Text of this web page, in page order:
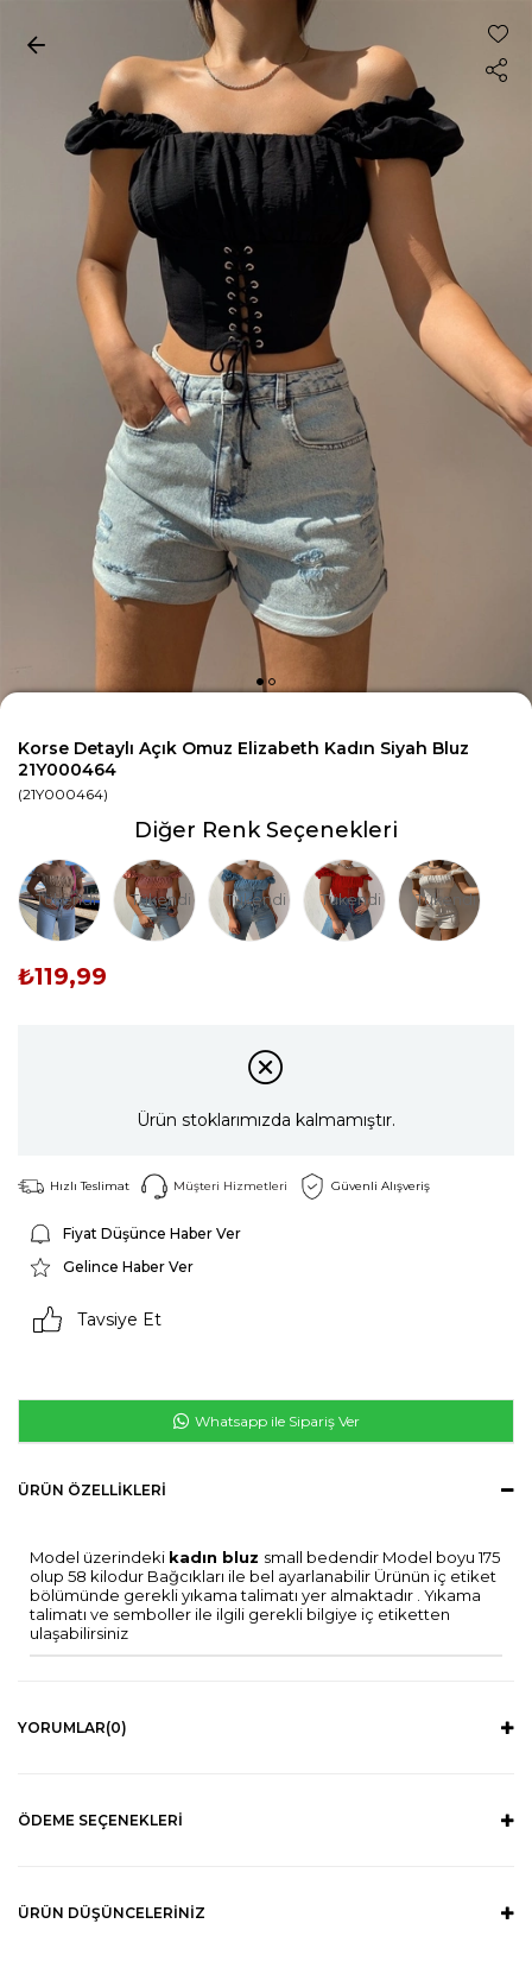
Korse Detaylı Açık Omuz Elizabeth Kadın Siyah Bluz
21Y000464
(21Y000464)
Diğer Renk Seçenekleri
Tükendi Tükendi Tükendi Tükendi Tükendi
₺119,99
Ürün stoklarımızda kalmamıştır.
Hızlı Teslimat Müşteri Hizmetleri Güvenli Alışveriş
Fiyat Düşünce Haber Ver
Gelince Haber Ver
Tavsiye Et
Whatsapp ile Sipariş Ver
ÜRÜN ÖZELLIKLERI
Model üzerindeki kadın bluz small bedendir Model boyu 175
olup 58 kilodur Bağcıkları ile bel ayarlanabilir Ürünün iç etiket
bölümünde gerekli yıkama talimatı yer almaktadır . Yıkama
talimatı ve semboller ile ilgili gerekli bilgiye iç etiketten
ulaşabilirsiniz
YORUMLAR(0)
ÖDEME SEÇENEKLERI
ÜRÜN DÜŞÜNCELERINIZ